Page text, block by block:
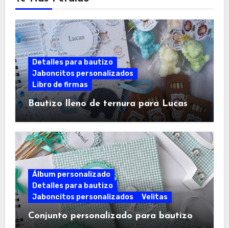
Detalles para bautizo
Jaboncitos personalizados
Libro de firmas
Bautizo lleno de ternura para Lucas
Álbum personalizado
Detalles para bautizo
Jaboncitos personalizados
Velitas
Conjunto personalizado para bautizo